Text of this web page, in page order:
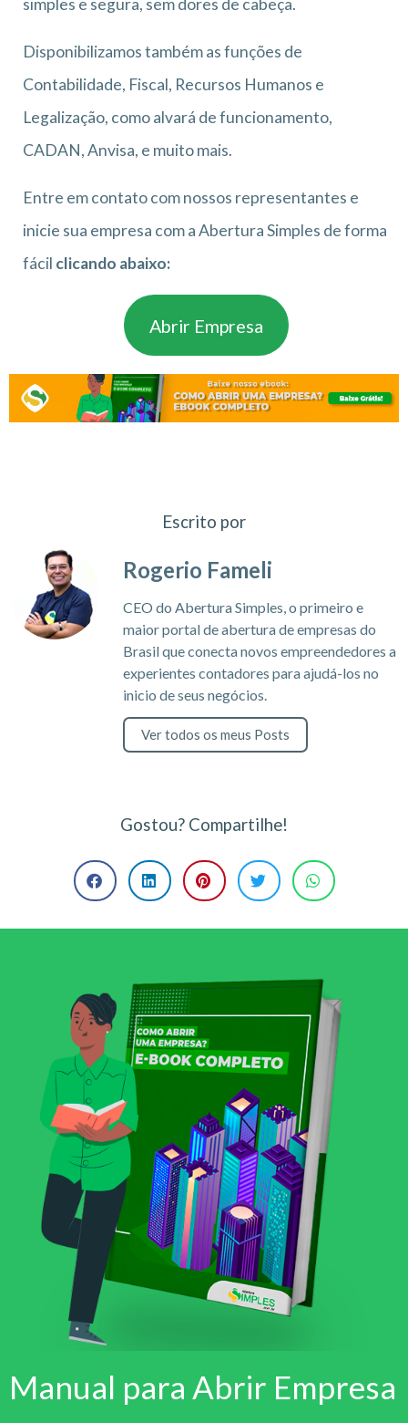
simples e segura, sem dores de cabeça.
Disponibilizamos também as funções de
Contabilidade, Fiscal, Recursos Humanos e
Legalização, como alvará de funcionamento,
CADAN, Anvisa, e muito mais.
Entre em contato com nossos representantes e
inicie sua empresa com a Abertura Simples de forma
fácil clicando abaixo:
Abrir Empresa
Escrito por
Rogerio Fameli
CEO do Abertura Simples, o primeiro e
maior portal de abertura de empresas do
Brasil que conecta novos empreendedores a
experientes contadores para ajudá-los no
inicio de seus negócios.
Ver todos os meus Posts
Gostou? Compartilhe!
Manual para Abrir Empresa